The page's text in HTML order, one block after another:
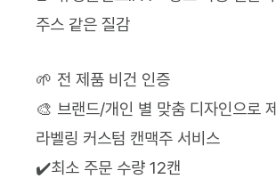
주스 같은 질감
🌱 전 제품 비건 인증
🎨 브랜드/개인 별 맞춤 디자인으로
라벨링 커스텀 캔맥주 서비스
✔️최소 주문 수량 12캔